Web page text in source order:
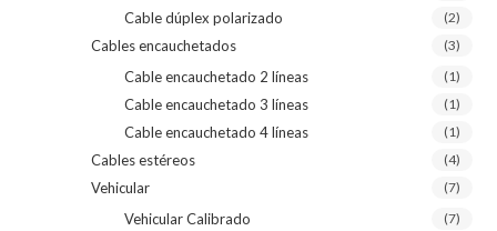
Cable dúplex polarizado (2)
Cables encauchetados (3)
Cable encauchetado 2 líneas (1)
Cable encauchetado 3 líneas (1)
Cable encauchetado 4 líneas (1)
Cables estéreos (4)
Vehicular (7)
Vehicular Calibrado (7)